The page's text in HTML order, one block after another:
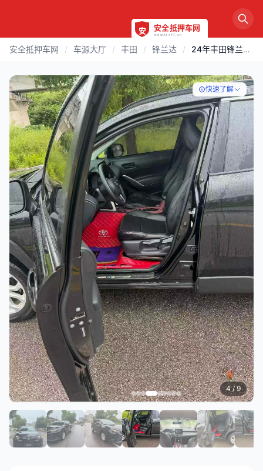
安全抵押车网 / 车源大厅 / 丰田 / 锋兰达 / 24年丰田锋兰达自动挡
快速了解
4/ 9